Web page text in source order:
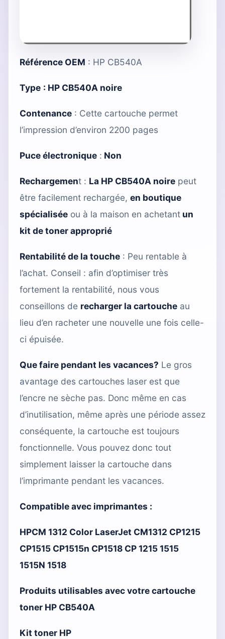
Référence OEM : HP CB540A
Type : HP CB540A noire
Contenance : Cette cartouche permet
l’impression d’environ 2200 pages
Puce électronique : Non
Rechargement : La HP CB540A noire peut
être facilement rechargée, en boutique
spécialisée ou à la maison en achetant un
kit de toner approprié
Rentabilité de la touche : Peu rentable à
l’achat. Conseil : afin d’optimiser très
fortement la rentabilité, nous vous
conseillons de recharger la cartouche au
lieu d’en racheter une nouvelle une fois celle-
ci épuisée.
Que faire pendant les vacances? Le gros
avantage des cartouches laser est que
l’encre ne sèche pas. Donc même en cas
d’inutilisation, même après une période assez
conséquente, la cartouche est toujours
fonctionnelle. Vous pouvez donc tout
simplement laisser la cartouche dans
l’imprimante pendant les vacances.
Compatible avec imprimantes :
HPCM 1312 Color LaserJet CM1312 CP1215
CP1515 CP1515n CP1518 CP 1215 1515
1515N 1518
Produits utilisables avec votre cartouche
toner HP CB540A
Kit toner HP